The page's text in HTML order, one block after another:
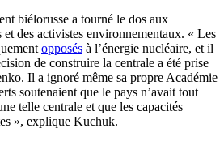
biélorusse a tourné le dos aux
et des activistes environnementaux. « Les
opposés à l’énergie nucléaire, et il
de construire la centrale a été prise
Il a ignoré même sa propre Académie
soutenaient que le pays n’avait tout
telle centrale et que les capacités
», explique Kuchuk.